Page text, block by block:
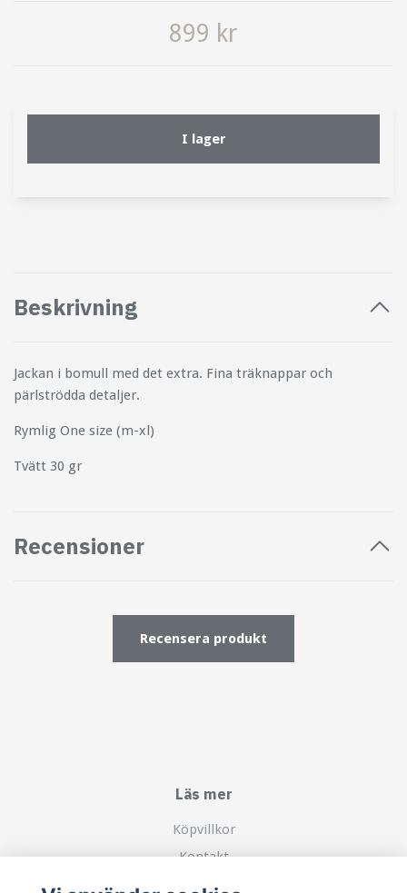
899 kr
I lager
Beskrivning
Jackan i bomull med det extra. Fina träknappar och
pärlströdda detaljer.
Rymlig One size (m-xl)
Tvätt 30 gr
Recensioner
Recensera produkt
Läs mer
Köpvillkor
Kontakt